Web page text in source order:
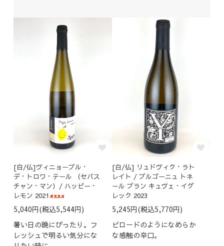
[白/仏]ヴィニョーブル・
デ・トロワ・テール （セバス
チャン・マン）/ ハッピー・
レモン 2021
5,040円(税込5,544円)
暑い日の晩にぴったり。フ
レッシュで明るい気分にな
[白/仏] リュドヴィク・ラト
レイト / ブルゴーニュ トネ
ール ブラン キュヴェ・イグ
レック 2023
5,245円(税込5,770円)
ビロードのようになめらか
な感触の辛口。